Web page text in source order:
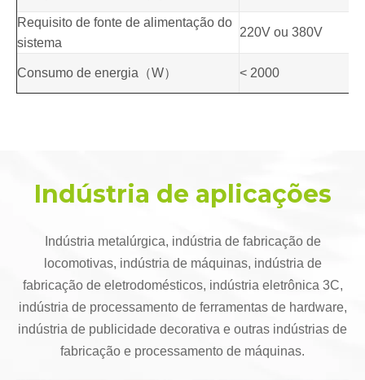
Requisito de fonte de alimentação do
sistema
220V ou 380V
Consumo de energia（W） < 2000
Indústria de aplicações
Indústria metalúrgica, indústria de fabricação de
locomotivas, indústria de máquinas, indústria de
fabricação de eletrodomésticos, indústria eletrônica 3C,
indústria de processamento de ferramentas de hardware,
indústria de publicidade decorativa e outras indústrias de
fabricação e processamento de máquinas.